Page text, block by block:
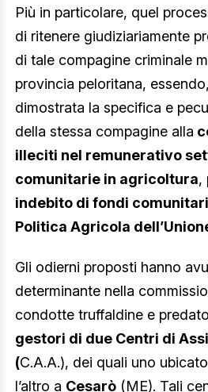
Più in particolare, quel
di ritenere giudiziariamente
di tale compagine criminale
provincia peloritana,
dimostrata la specifica e
della stessa compagine alla
illeciti nel remunerativo
comunitarie in agricoltura,
indebito di fondi
Politica Agricola
Gli odierni proposti hanno
determinante nella
condotte truffaldine e
gestori di due Centri di
(C.A.A.), dei quali uno
l’altro a Cesarò (ME). Tali